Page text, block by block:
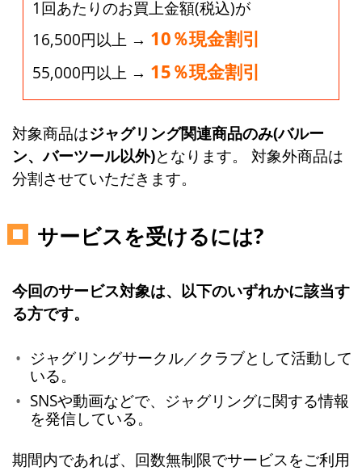
1回あたりのお買上金額(税込)が
16,500円以上 → 10％現金割引
55,000円以上 → 15％現金割引
対象商品はジャグリング関連商品のみ(バルー
ン、バーツール以外)となります。 対象外商品は
分割させていただきます。
サービスを受けるには?
今回のサービス対象は、以下のいずれかに該当す
る方です。
ジャグリングサークル／クラブとして活動して
いる。
SNSや動画などで、ジャグリングに関する情報
を発信している。
期間内であれば、回数無制限でサービスをご利用